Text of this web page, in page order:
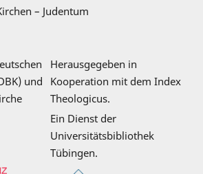
– Judentum
und
Herausgegeben in
Kooperation mit dem Index
Theologicus.
Ein Dienst der
Universitätsbibliothek
Tübingen.